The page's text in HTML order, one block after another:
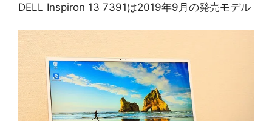
DELL Inspiron 13 7391は2019年9月の発売モデル